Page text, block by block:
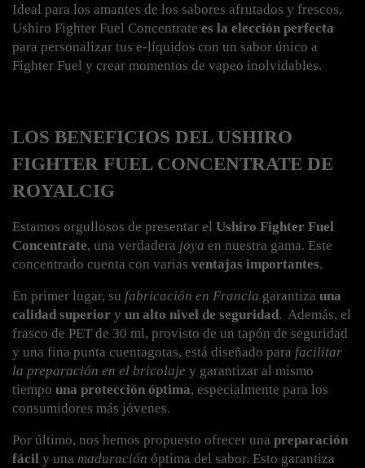
Ideal para los amantes de los sabores afrutados y frescos,
Ushiro Fighter Fuel Concentrate es la elección perfecta
para personalizar tus e-líquidos con un sabor único a
Fighter Fuel y crear momentos de vapeo inolvidables.
LOS BENEFICIOS DEL USHIRO
FIGHTER FUEL CONCENTRATE DE
ROYALCIG
Estamos orgullosos de presentar el Ushiro Fighter Fuel
Concentrate, una verdadera joya en nuestra gama. Este
concentrado cuenta con varias ventajas importantes.
En primer lugar, su fabricación en Francia garantiza una
calidad superior y un alto nivel de seguridad. Además, el
frasco de PET de 30 ml, provisto de un tapón de seguridad
y una fina punta cuentagotas, está diseñado para facilitar
la preparación en el bricolaje y garantizar al mismo
tiempo una protección óptima, especialmente para los
consumidores más jóvenes.
Por último, nos hemos propuesto ofrecer una preparación
fácil y una maduración óptima del sabor. Esto garantiza